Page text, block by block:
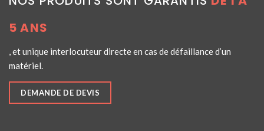
5 ANS
, et unique interlocuteur directe en cas de défaillance d’un
matériel.
DEMANDE DE DEVIS